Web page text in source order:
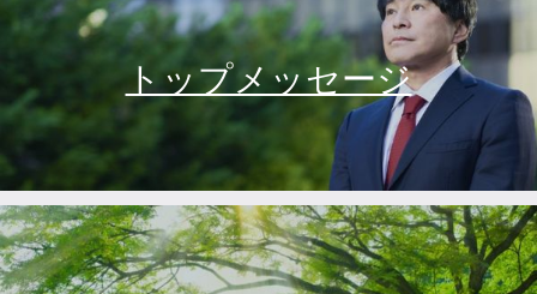
トップメッセージ